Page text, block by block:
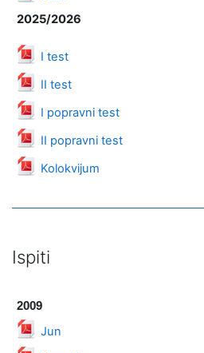
2025/2026
I test
Datoteka
II test
Datoteka
I popravni test
Datoteka
II popravni test
Datoteka
Kolokvijum
Datoteka
Ispiti
2009
Jun
Datoteka